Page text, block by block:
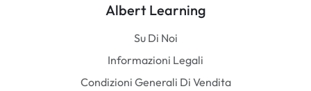
Albert Learning
Su Di Noi
Informazioni Legali
Condizioni Generali Di Vendita